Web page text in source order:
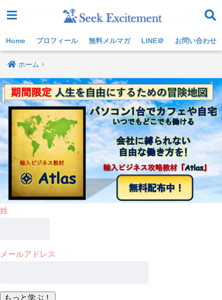
Home プロフィール 無料メルマガ LINE＠ お問い合わせ
ホーム
姓
メールアドレス